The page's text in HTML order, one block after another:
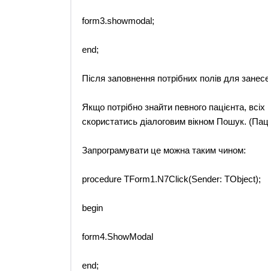
form3.showmodal;
end;
Після заповнення потрібних полів для
Якщо потрібно знайти певного пацієнта,
скористатись діалоговим вікном Пошук.
Запрограмувати це можна таким чином:
procedure TForm1.N7Click(Sender: TObject);
begin
form4.ShowModal
end;